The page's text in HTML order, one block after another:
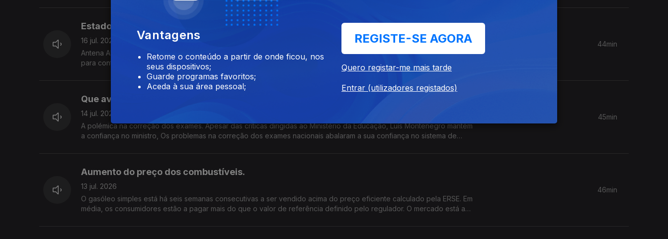
Este episódio prejudica a credibilidade dos exames nacionais?
Estado da Nação
16 jul. 2026
Antena Aberta: O Estado da Nação. Quando olha para o país de hoje, que balanço faz? O Governo merece confiança
para continuar o trabalho que iniciou ou os acontecimentos das últimas semanas demonstram falta de capacidade
política para responder aos problemas dos portugueses?
44min
Que avaliação faz da atuação do Governo na crise da correção dos exames nacionais?
14 jul. 2026
A polémica na correção dos exames. Apesar das críticas dirigidas ao Ministério da Educação, Luís Montenegro mantém
a confiança no ministro, Os problemas na correção dos exames nacionais abalaram a sua confiança no sistema de
45min
Aumento do preço dos combustíveis.
13 jul. 2026
O gasóleo simples está há seis semanas consecutivas a ser vendido acima do preço eficiente calculado pela ERSE. Em
média, os consumidores estão a pagar mais do que o valor de referência definido pelo regulador. O mercado está a
46min
Vantagens
Retome o conteúdo a partir de onde ficou, nos
seus dispositivos;
Guarde programas favoritos;
Aceda à sua área pessoal;
REGISTE-SE AGORA
Quero registar-me mais tarde
Entrar (utilizadores registados)